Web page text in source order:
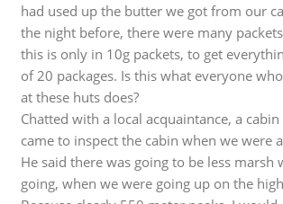
had used up the butter we got from our
the night before, there were many
this is only in 10g packets, to get
of 20 packages. Is this what everyone
at these huts does?
Chatted with a local acquaintance, a
came to inspect the cabin when we were
He said there was going to be less marsh
going, when we were going up on the